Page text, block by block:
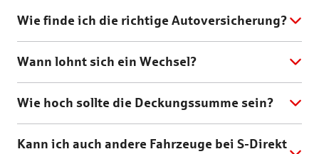
Wie finde ich die richtige Autoversicherung?
Wann lohnt sich ein Wechsel?
Wie hoch sollte die Deckungssumme sein?
Kann ich auch andere Fahrzeuge bei S-Direkt